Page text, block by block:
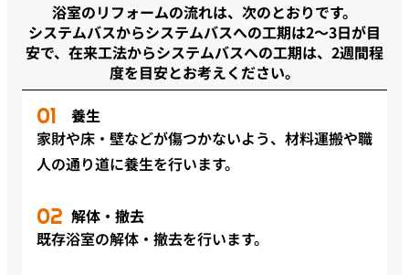
浴室のリフォームの流れは、次のとおりです。
システムバスからシステムバスへの工期は2～3日が目
安で、在来工法からシステムバスへの工期は、2週間程
度を目安とお考えください。
養生
家財や床・壁などが傷つかないよう、材料運搬や職
人の通り道に養生を行います。
解体・撤去
既存浴室の解体・撤去を行います。